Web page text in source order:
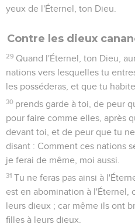
yeux de l'Éternel, ton Dieu.
Contre les dieux
29 Quand l'Éternel, ton Dieu,
nations vers lesquelles tu
les posséderas, et que tu
30 prends garde à toi, de peur
pour faire comme elles, après
devant toi, et de peur que tu
disant : Comment ces nations
je ferai de même, moi aussi.
31 Tu ne feras pas ainsi à
est en abomination à l'Éternel,
leurs dieux ; car même ils ont
filles à leurs dieux.